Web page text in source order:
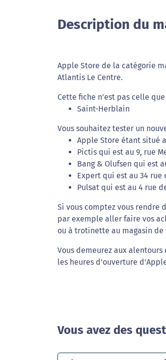
Description du
Apple Store de la catégorie
Atlantis Le Centre.
Cette fiche n'est pas celle
Saint-Herblain
Vous souhaitez tester un
Apple Store étant situé
Pictis qui est au 9, rue
Bang & Olufsen qui est
Expert qui est au 34 rue
Pulsat qui est au 4 rue
Si vous comptez vous rendre
par exemple aller faire vos
ou à trotinette au magasin
Vous demeurez aux
les heures d'ouverture
Vous avez des